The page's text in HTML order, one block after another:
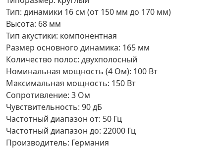
Тип: динамики 16 см (от 150 мм до 170 мм)
Высота: 68 мм
Тип акустики: компонентная
Размер основного динамика: 165 мм
Количество полос: двухполосный
Номинальная мощность (4 Ом): 100 Вт
Максимальная мощность: 150 Вт
Сопротивление: 3 Ом
Чувствительность: 90 дБ
Частотный диапазон от: 50 Гц
Частотный диапазон до: 22000 Гц
Производитель: Германия